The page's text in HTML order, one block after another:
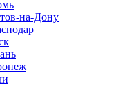
на-Дону